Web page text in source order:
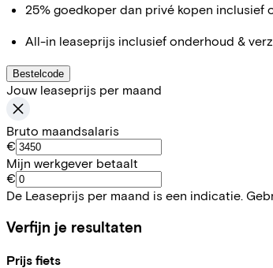
25% goedkoper dan privé kopen inclusief
All-in leaseprijs inclusief onderhoud &
Bestelcode
Jouw leaseprijs per maand
Bruto maandsalaris
€
Mijn werkgever betaalt
€
De Leaseprijs per maand is een indicatie.
Verfijn je resultaten
Prijs fiets